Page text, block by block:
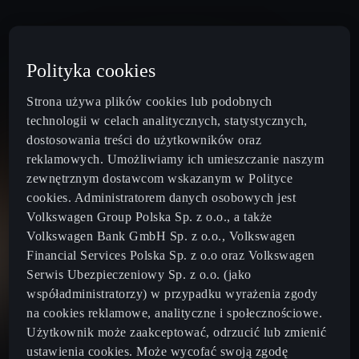
Poland Polski
Nowa CUPRA Raval 2026
Polityka cookies
Strona używa plików cookies lub podobnych
technologii w celach analitycznych, statystycznych,
dostosowania treści do użytkowników oraz
reklamowych. Umożliwiamy ich umieszczanie naszym
zewnętrznym dostawcom wskazanym w Polityce
cookies. Administratorem danych osobowych jest
Volkswagen Group Polska Sp. z o.o., a także
Volkswagen Bank GmbH Sp. z o.o., Volkswagen
Financial Services Polska Sp. z o.o oraz Volkswagen
Serwis Ubezpieczeniowy Sp. z o.o. (jako
współadministratorzy) w przypadku wyrażenia zgody
na cookies reklamowe, analityczne i społecznościowe.
Użytkownik może zaakceptować, odrzucić lub zmienić
ustawienia cookies. Może wycofać swoją zgodę